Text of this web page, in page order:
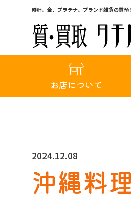
時計、金、プラチナ、ブランド雑貨の質
お店について
2024.12.08
沖縄料